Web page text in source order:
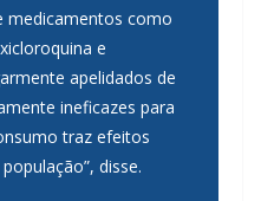
medicamentos como
e
apelidados de
ineficazes para
traz efeitos
disse.